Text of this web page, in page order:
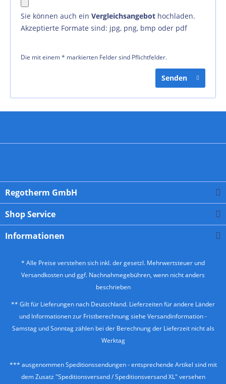
Sie können auch ein Vergleichsangebot hochladen.
Akzeptierte Formate sind: jpg, png, bmp oder pdf
Die mit einem * markierten Felder sind Pflichtfelder.
Senden
Regotherm GmbH
Shop Service
Informationen
* Alle Preise verstehen sich inkl. der gesetzl. Mehrwertsteuer und
Versandkosten und ggf. Nachnahmegebühren, wenn nicht anders
beschrieben
** Gilt für Lieferungen nach Deutschland. Lieferzeiten für andere Länder
und Informationen zur Fristberechnung siehe Versandinformation-
Samstag und Sonntag zählen bei der Berechnung der Lieferzeit nicht als
Werktag
*** ausgenommen Speditionssendungen - entsprechende Artikel sind mit
dem Zusatz "Speditionsversand / Speditionsversand XL" versehen